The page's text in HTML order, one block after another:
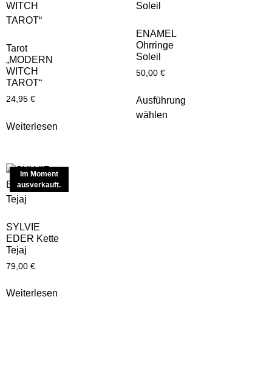
Tarot
„MODERN
WITCH
TAROT“
24,95 €
Weiterlesen
ENAMEL
Ohrringe
Soleil
50,00 €
Ausführung
wählen
Im Moment
ausverkauft.
SYLVIE
EDER Kette
Tejaj
79,00 €
Weiterlesen